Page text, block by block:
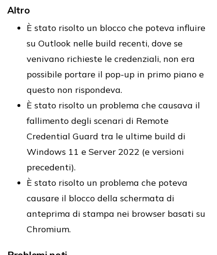
Altro
È stato risolto un blocco che poteva influire
su Outlook nelle build recenti, dove se
venivano richieste le credenziali, non era
possibile portare il pop-up in primo piano e
questo non rispondeva.
È stato risolto un problema che causava il
fallimento degli scenari di Remote
Credential Guard tra le ultime build di
Windows 11 e Server 2022 (e versioni
precedenti).
È stato risolto un problema che poteva
causare il blocco della schermata di
anteprima di stampa nei browser basati su
Chromium.